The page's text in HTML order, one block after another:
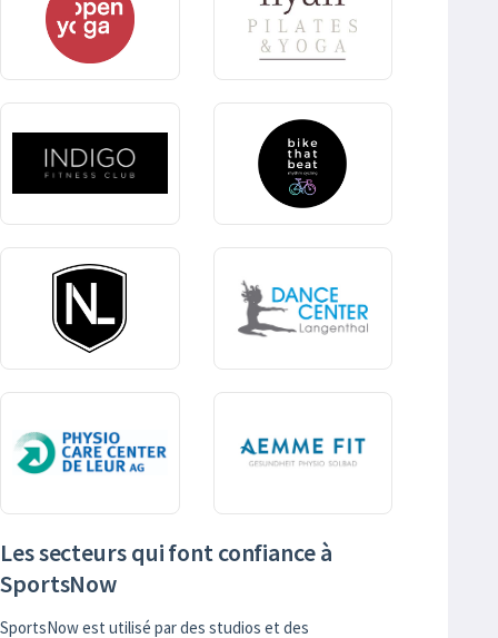
Les secteurs qui font confiance à
SportsNow
SportsNow est utilisé par des studios et des